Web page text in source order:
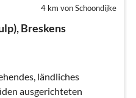
4 km von Schoondijke
Breskens
ländliches
ausgerichteten